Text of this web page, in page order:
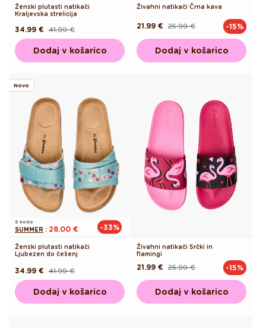
Ženski plutasti natikači
Kraljevska strelicija
Redna
cena
41.99 €
Akcijska
cena
34.99 €
Dodaj v košarico
Živahni natikači Črna kava
Redna
25.99 €
Akcijska
21.99 € -15%
Dodaj v košarico
Novo
S kodo
SUMMER : 28.00 € -33%
Ženski plutasti natikači
Ljubezen do češenj
Redna
cena
41.99 €
Akcijska
cena
34.99 €
Dodaj v košarico
Živahni natikači Srčki in
flamingi
Redna
25.99 €
Akcijska
21.99 € -15%
Dodaj v košarico